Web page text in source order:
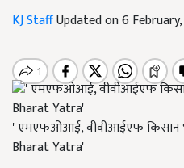
KJ StaffUpdated on 6
' एमएफओआई, वीवीआईएफ किसान
Bharat Yatra'